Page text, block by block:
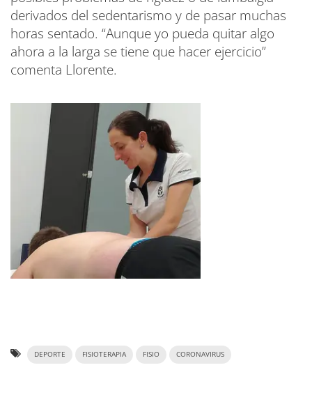
derivados del sedentarismo y de pasar muchas
horas sentado. “Aunque yo pueda quitar algo
ahora a la larga se tiene que hacer ejercicio”
comenta Llorente.
DEPORTE FISIOTERAPIA FISIO CORONAVIRUS